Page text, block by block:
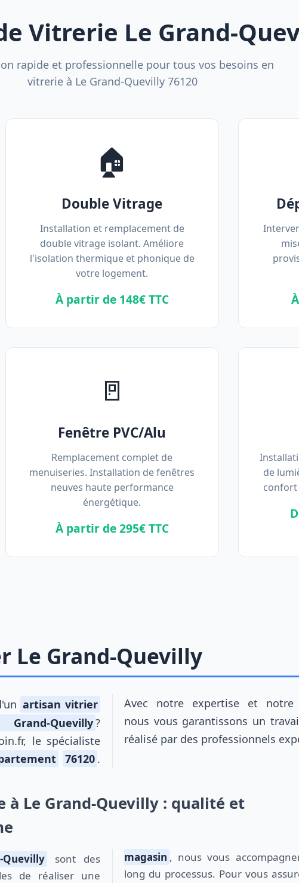
Vitrerie Le Grand-
rapide et professionnelle pour tous vos besoins en
vitrerie à Le Grand-Quevilly 76120
🏠
Double Vitrage
Installation et remplacement de
double vitrage isolant. Améliore
l'isolation thermique et phonique de
votre logement.
À partir de 148€ TTC
🚪
Fenêtre PVC/Alu
Remplacement complet de
menuiseries. Installation de fenêtres
neuves haute performance
énergétique.
À partir de 295€ TTC
de
confort
Le Grand-Quevilly
artisan vitrier
Grand-Quevilly?
le spécialiste
76120 .
Avec notre expertise et notre
nous vous garantissons un
réalisé par des professionnels
à Le Grand-Quevilly : qualité et
sont des
de réaliser une
magasin , nous vous
long du processus. Pour vous